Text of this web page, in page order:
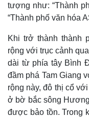
tượng như: “Thành
“Thành phố văn hóa
Khi trở thành thành
rộng với trục cảnh
dài từ phía tây Bình
đầm phá Tam Giang
rộng này, đô thị cổ
ở bờ bắc sông
được bảo tồn. Trong